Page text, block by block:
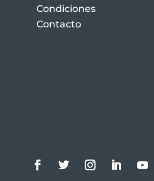
Condiciones
Contacto